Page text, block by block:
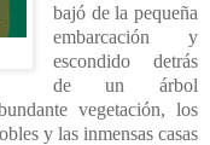
bajó de la pequeña
embarcación y
escondido detrás
de un árbol
vegetación, los
y las inmensas casas